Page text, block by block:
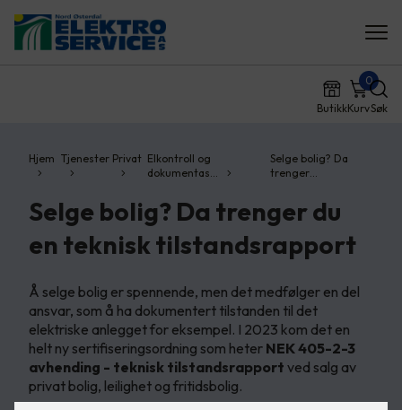
ButikkKurv
0
Søk
Hjem Tjenester Privat Elkontroll og
dokumentas…
Selge bolig? Da
trenger…
Selge bolig? Da trenger du
en teknisk tilstandsrapport
Å selge bolig er spennende, men det medfølger en del
ansvar, som å ha dokumentert tilstanden til det
elektriske anlegget for eksempel. I 2023 kom det en
helt ny sertifiseringsordning som heter NEK 405-2-3
avhending - teknisk tilstandsrapport ved salg av
privat bolig, leilighet og fritidsbolig.